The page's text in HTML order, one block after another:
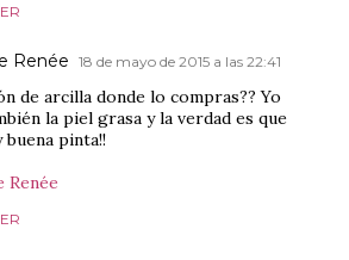
Renée 18 de mayo de 2015 a las 22:41
de arcilla donde lo compras?? Yo
la piel grasa y la verdad es que
buena pinta!!
Renée